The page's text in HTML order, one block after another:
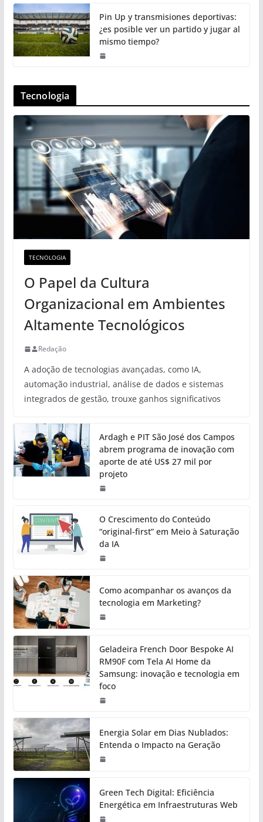
Pin Up y transmisiones deportivas:
¿es posible ver un partido y jugar al
mismo tiempo?
Tecnologia
TECNOLOGIA
O Papel da Cultura
Organizacional em Ambientes
Altamente Tecnológicos
Redação
A adoção de tecnologias avançadas, como IA,
automação industrial, análise de dados e sistemas
integrados de gestão, trouxe ganhos significativos
Ardagh e PIT São José dos Campos
abrem programa de inovação com
aporte de até US$ 27 mil por
projeto
O Crescimento do Conteúdo
“original-first” em Meio à Saturação
da IA
Como acompanhar os avanços da
tecnologia em Marketing?
Geladeira French Door Bespoke AI
RM90F com Tela AI Home da
Samsung: inovação e tecnologia em
foco
Energia Solar em Dias Nublados:
Entenda o Impacto na Geração
Green Tech Digital: Eficiência
Energética em Infraestruturas Web